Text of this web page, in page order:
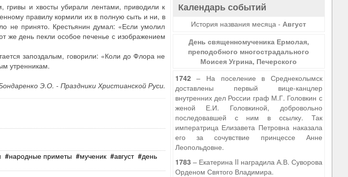
и хвосты убирали лентами, приводили к
правилу кормили их в полную сыть и ни, в
не принято. Крестьянин думал: «Если умолил
день пекли особое печенье с изображением
запоздалым, говорили: «Коли до Флора не
утренникам.
Э.О. - Праздники Христианской Руси.
народные приметы мученик август
день
Календарь событий
История названия месяца -Август
День священномученика Ермолая,
преподобного многострадального
Моисея Угрина, Печерского
1742– На поселение в Среднеколымск
доставлены первый вице-канцлер
внутренних дел России граф М.Г. Головкин с
женой Е.И. Головкиной, добровольно
последовавшей с ним в ссылку. Так
императрица Елизавета Петровна наказала
его за сочувствие принцессе Анне
Леопольдовне.
1783 – Екатерина II наградила А.В. Суворова
Орденом Святого Владимира.